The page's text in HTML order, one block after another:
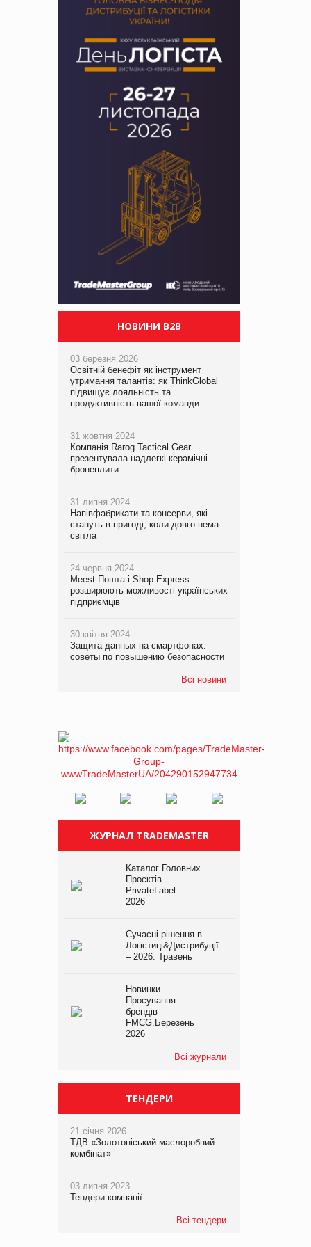
НОВИНИ B2B
03 березня 2026
Освітній бенефіт як інструмент
утримання талантів: як ThinkGlobal
підвищує лояльність та
продуктивність вашої команди
31 жовтня 2024
Компанія Rarog Tactical Gear
презентувала надлегкі керамічні
бронеплити
31 липня 2024
Напівфабрикати та консерви, які
стануть в пригоді, коли довго нема
світла
24 червня 2024
Meest Пошта і Shop-Express
розширюють можливості українських
підприємців
30 квітня 2024
Защита данных на смартфонах:
советы по повышению безопасности
Всі новини
ЖУРНАЛ TRADEMASTER
Каталог Головних
Проєктів
PrivateLabel –
2026
Сучасні рішення в
Логістиці&Дистрибуції
– 2026. Травень
Новинки.
Просування
брендів
FMCG.Березень
2026
Всі журнали
ТЕНДЕРИ
21 січня 2026
ТДВ «Золотоніський маслоробний
комбінат»
03 липня 2023
Тендери компанії
Всі тендери